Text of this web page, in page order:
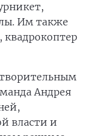
Им также
Андрея
власти и